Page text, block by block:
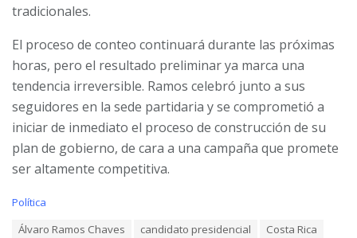
tradicionales.
El proceso de conteo continuará durante las próximas
horas, pero el resultado preliminar ya marca una
tendencia irreversible. Ramos celebró junto a sus
seguidores en la sede partidaria y se comprometió a
iniciar de inmediato el proceso de construcción de su
plan de gobierno, de cara a una campaña que promete
ser altamente competitiva.
C
Política
Álvaro Ramos Chaves candidato presidencial
Costa Rica